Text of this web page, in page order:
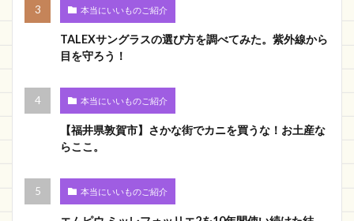
本当にいいものご紹介
TALEXサングラスの選び方を調べてみた。紫外線から
目を守ろう！
本当にいいものご紹介
【福井県敦賀市】さかな街でカニを買うな！お土産な
らここ。
本当にいいものご紹介